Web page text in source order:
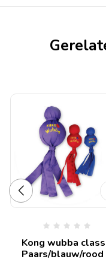
Kong wubba
Paars/blauw/rood